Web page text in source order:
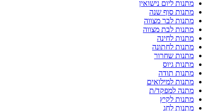
מתנות ליום נישואין
מתנות סוף שנה
מתנות לבר מצווה
מתנות לבת מצווה
מתנות לחינה
מתנות לחתונה
מתנות שחרור
מתנות גיוס
מתנות תודה
מתנות למילואים
מתנה למפקד/ת
מתנות לקיץ
מתנות לחג